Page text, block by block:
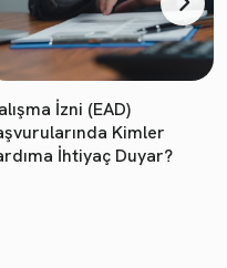
İzni (EAD)
Kimler
İhtiyaç Duyar?